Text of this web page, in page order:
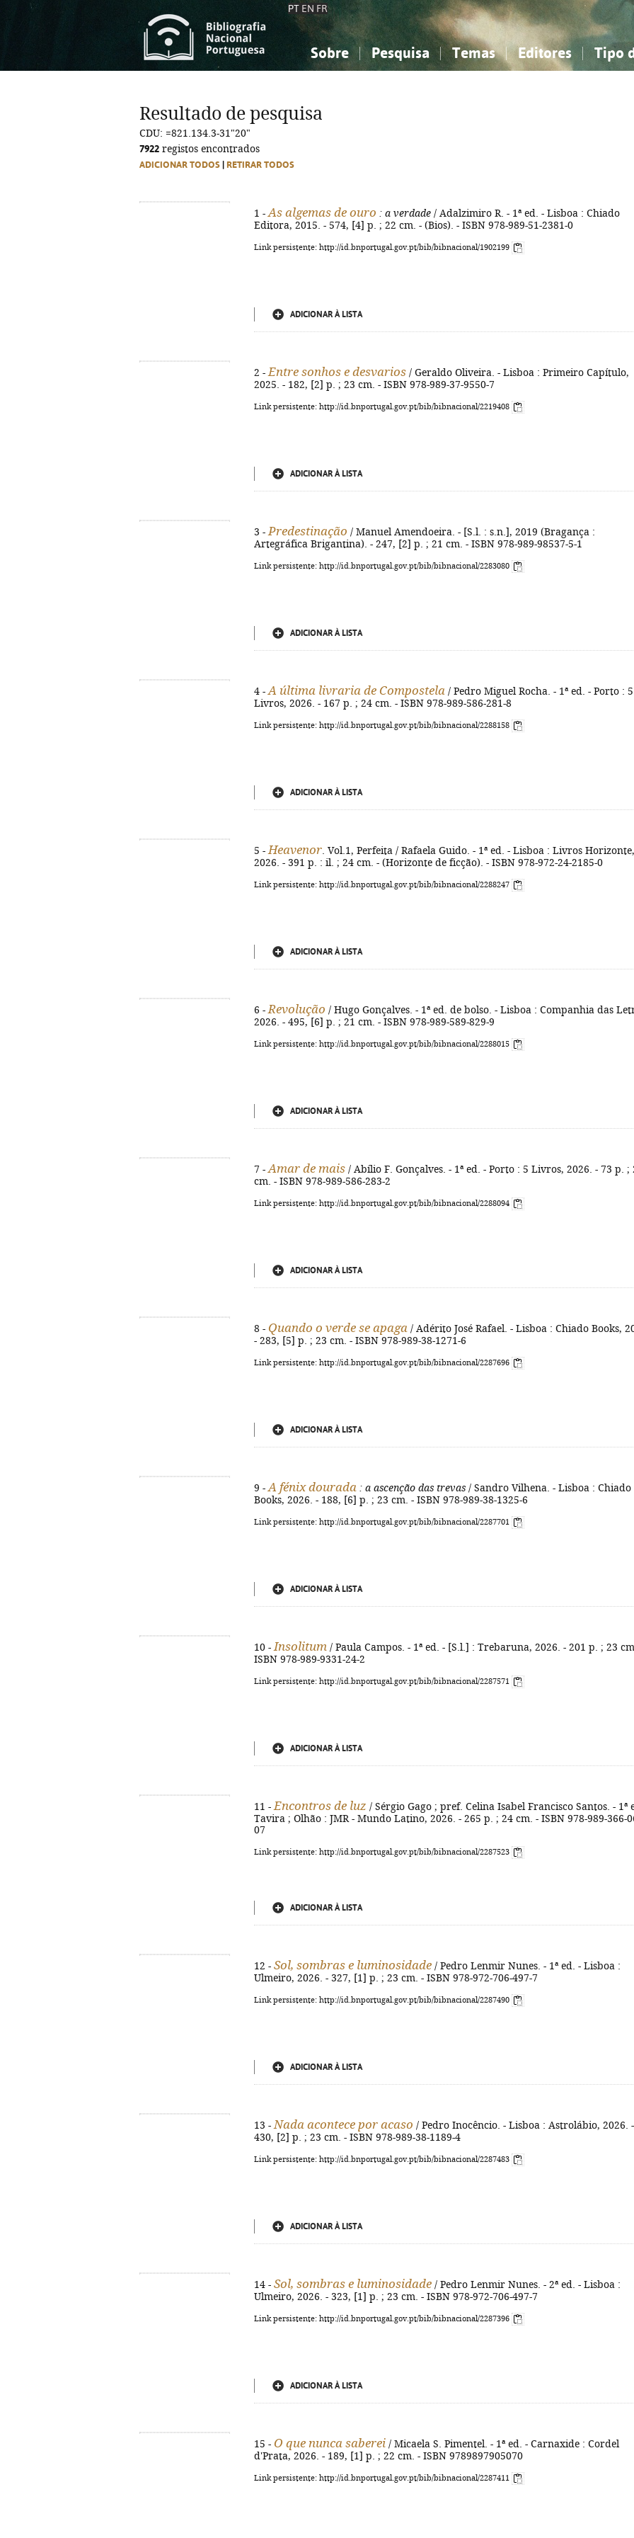
PT EN FR
Sobre Pesquisa Temas
Ciências sociais...
Editores Tipo
Ciências sociais...
Resultado de pesquisa
CDU: =821.134.3-31"20"
7922 registos encontrados
ADICIONAR TODOS RETIRAR TODOS
1 - As algemas de ouro : a verdade / Adalzimiro R. - 1ª ed. - Lisboa : Chiado
Editora, 2015. - 574, [4] p. ; 22 cm. - (Bios). - ISBN 978-989-51-2381-0
Link persistente: http://id.bnportugal.gov.pt/bib/bibnacional/1902199
ADICIONAR À LISTA
2 - Entre sonhos e desvarios / Geraldo Oliveira. - Lisboa : Primeiro Capítulo,
2025. - 182, [2] p. ; 23 cm. - ISBN 978-989-37-9550-7
Link persistente: http://id.bnportugal.gov.pt/bib/bibnacional/2219408
ADICIONAR À LISTA
3 - Predestinação / Manuel Amendoeira. - [S.l. : s.n.], 2019 (Bragança :
Artegráfica Brigantina). - 247, [2] p. ; 21 cm. - ISBN 978-989-98537-5-1
Link persistente: http://id.bnportugal.gov.pt/bib/bibnacional/2283080
ADICIONAR À LISTA
4 - A última livraria de Compostela / Pedro Miguel Rocha. - 1ª ed. - Porto : 5
Livros, 2026. - 167 p. ; 24 cm. - ISBN 978-989-586-281-8
Link persistente: http://id.bnportugal.gov.pt/bib/bibnacional/2288158
ADICIONAR À LISTA
5 - Heavenor . Vol.1, Perfeita / Rafaela Guido. - 1ª ed. - Lisboa : Livros Horizonte,
2026. - 391 p. : il. ; 24 cm. - (Horizonte de ficção). - ISBN 978-972-24-2185-0
Link persistente: http://id.bnportugal.gov.pt/bib/bibnacional/2288247
ADICIONAR À LISTA
6 - Revolução / Hugo Gonçalves. - 1ª ed. de bolso. - Lisboa : Companhia das
2026. - 495, [6] p. ; 21 cm. - ISBN 978-989-589-829-9
Link persistente: http://id.bnportugal.gov.pt/bib/bibnacional/2288015
ADICIONAR À LISTA
7 - Amar de mais / Abílio F. Gonçalves. - 1ª ed. - Porto : 5 Livros, 2026. - 73 p. ;
cm. - ISBN 978-989-586-283-2
Link persistente: http://id.bnportugal.gov.pt/bib/bibnacional/2288094
ADICIONAR À LISTA
8 - Quando o verde se apaga / Adérito José Rafael. - Lisboa : Chiado Books,
- 283, [5] p. ; 23 cm. - ISBN 978-989-38-1271-6
Link persistente: http://id.bnportugal.gov.pt/bib/bibnacional/2287696
ADICIONAR À LISTA
9 - A fénix dourada : a ascenção das trevas / Sandro Vilhena. - Lisboa : Chiado
Books, 2026. - 188, [6] p. ; 23 cm. - ISBN 978-989-38-1325-6
Link persistente: http://id.bnportugal.gov.pt/bib/bibnacional/2287701
ADICIONAR À LISTA
10 - Insolitum / Paula Campos. - 1ª ed. - [S.l.] : Trebaruna, 2026. - 201 p. ; 23
ISBN 978-989-9331-24-2
Link persistente: http://id.bnportugal.gov.pt/bib/bibnacional/2287571
ADICIONAR À LISTA
11 - Encontros de luz / Sérgio Gago ; pref. Celina Isabel Francisco Santos. - 1ª
Tavira ; Olhão : JMR - Mundo Latino, 2026. - 265 p. ; 24 cm. - ISBN 978-989-366-
07
Link persistente: http://id.bnportugal.gov.pt/bib/bibnacional/2287523
ADICIONAR À LISTA
12 - Sol, sombras e luminosidade / Pedro Lenmir Nunes. - 1ª ed. - Lisboa :
Ulmeiro, 2026. - 327, [1] p. ; 23 cm. - ISBN 978-972-706-497-7
Link persistente: http://id.bnportugal.gov.pt/bib/bibnacional/2287490
ADICIONAR À LISTA
13 - Nada acontece por acaso / Pedro Inocêncio. - Lisboa : Astrolábio, 2026. -
430, [2] p. ; 23 cm. - ISBN 978-989-38-1189-4
Link persistente: http://id.bnportugal.gov.pt/bib/bibnacional/2287483
ADICIONAR À LISTA
14 - Sol, sombras e luminosidade / Pedro Lenmir Nunes. - 2ª ed. - Lisboa :
Ulmeiro, 2026. - 323, [1] p. ; 23 cm. - ISBN 978-972-706-497-7
Link persistente: http://id.bnportugal.gov.pt/bib/bibnacional/2287396
ADICIONAR À LISTA
15 - O que nunca saberei / Micaela S. Pimentel. - 1ª ed. - Carnaxide : Cordel
d'Prata, 2026. - 189, [1] p. ; 22 cm. - ISBN 9789897905070
Link persistente: http://id.bnportugal.gov.pt/bib/bibnacional/2287411